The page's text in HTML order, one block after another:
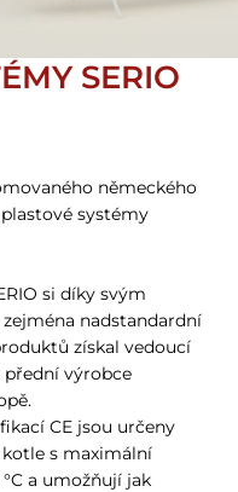
SERIO
německého
systémy
si díky svým
nadstandardní
získal vedoucí
přední výrobce
CE jsou určeny
s maximální
a umožňují jak